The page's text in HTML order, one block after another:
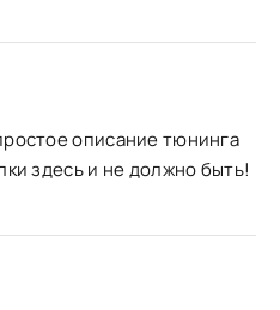
описание тюнинга
здесь и не должно быть!